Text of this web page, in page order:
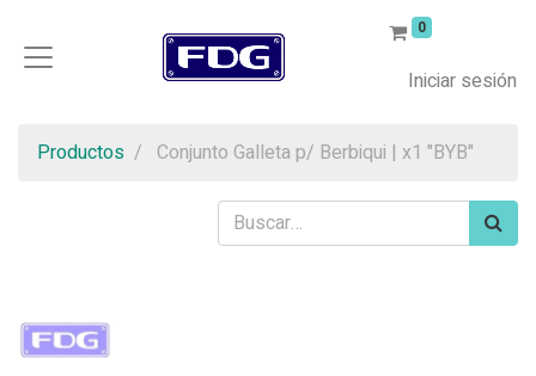
0
Iniciar sesión
Productos Conjunto Galleta p/ Berbiqui | x1 "BYB"